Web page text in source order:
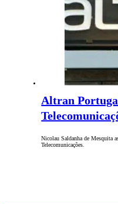
Altran
Nicolau Saldanha de Mesquita
Telecomunicações.